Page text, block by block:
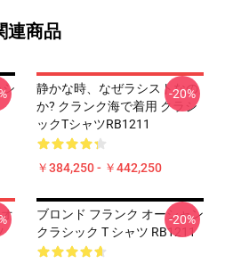
連商品
シ
静かな時、なぜラシストなの
か? クランク海で着用 クラシ
ックTシャツRB1211
￥384,250 - ￥442,250
-20%
ブロンド フランク オーシャン
クラシック T シャツ RB1211
-20%